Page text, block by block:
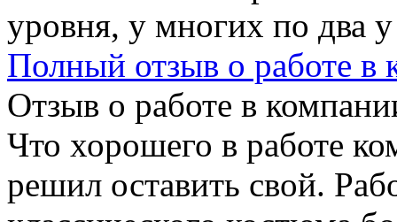
уровня, у многих по два
Полный отзыв о работе в
Отзыв о работе в
Что хорошего в работе
решил оставить свой.